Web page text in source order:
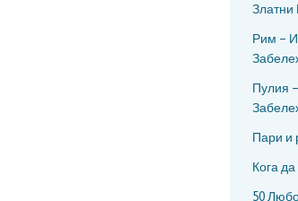
Златни
Рим –
Пулия
Пари и
Кога
50